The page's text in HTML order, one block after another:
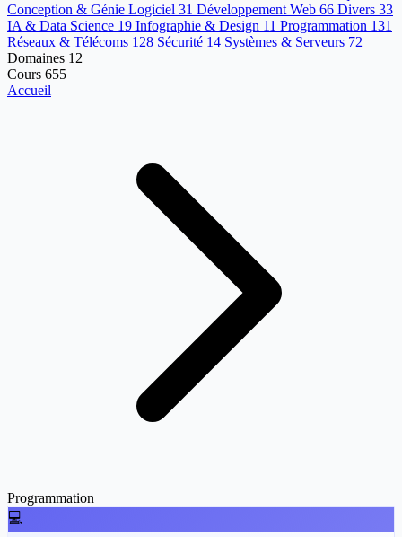
Conception & Génie Logiciel 31 Développement Web 66 Divers 33
IA & Data Science 19 Infographie & Design 11 Programmation 131
Réseaux & Télécoms 128 Sécurité 14 Systèmes & Serveurs 72
Domaines 12
Cours 655
Accueil
Programmation
💻